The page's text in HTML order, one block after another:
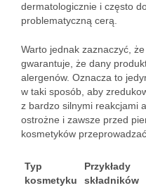
dermatologicznie i często
problematyczną cerą.
Warto jednak zaznaczyć,
gwarantuje, że dany
alergenów. Oznacza to
w taki sposób, aby
z bardzo silnymi reakcjami
ostrożne i zawsze przed
kosmetyków
Typ
kosmetyku
Przykłady
składników